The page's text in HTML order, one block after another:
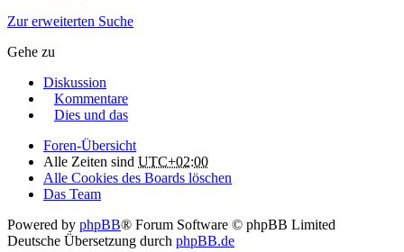
Zur erweiterten Suche
Gehe zu
Diskussion
Kommentare
Dies und das
Foren-Übersicht
Alle Zeiten sind UTC+02:00
Alle Cookies des Boards löschen
Das Team
Powered by phpBB® Forum Software © phpBB Limited
Deutsche Übersetzung durch phpBB.de